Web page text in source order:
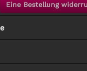
Eine Bestellung